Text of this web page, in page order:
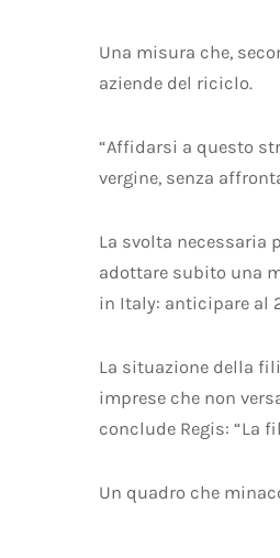
Una misura che,
aziende del riciclo.
“Affidarsi a questo
vergine, senza
La svolta necessaria
adottare subito una
in Italy: anticipare al
La situazione della
imprese che non
conclude Regis: “La
Un quadro che